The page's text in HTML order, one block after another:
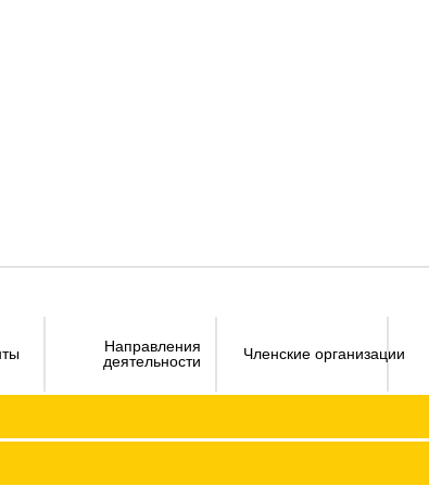
Направления
деятельности
Членские организации